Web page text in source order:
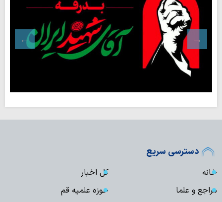
دسترسی سریع
خانه
کل اخبار
مراجع و علما
حوزه علمیه قم